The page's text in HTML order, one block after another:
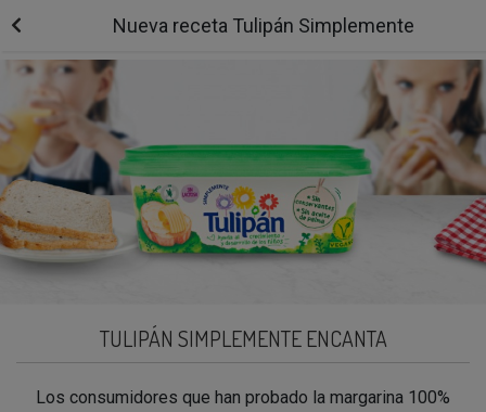
Nueva receta Tulipán Simplemente
TULIPÁN SIMPLEMENTE ENCANTA
Los consumidores que han probado la margarina 100%